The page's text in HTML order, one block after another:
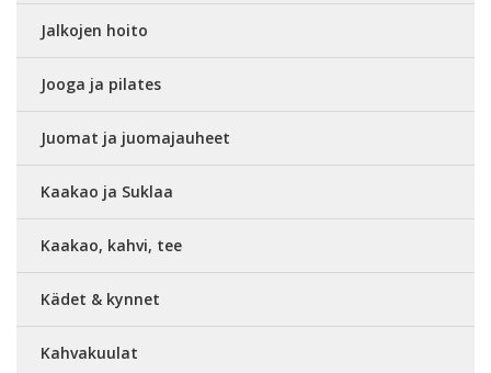
Jalkojen hoito
Jooga ja pilates
Juomat ja juomajauheet
Kaakao ja Suklaa
Kaakao, kahvi, tee
Kädet & kynnet
Kahvakuulat